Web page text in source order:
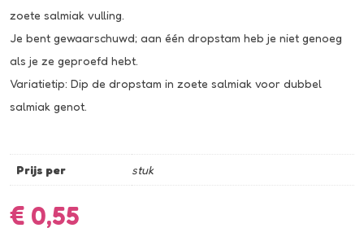
€ 0,55
zoete salmiak vulling.
Je bent gewaarschuwd; aan één dropstam heb je niet genoeg
als je ze geproefd hebt.
Variatietip: Dip de dropstam in zoete salmiak voor dubbel
salmiak genot.
Prijs per stuk